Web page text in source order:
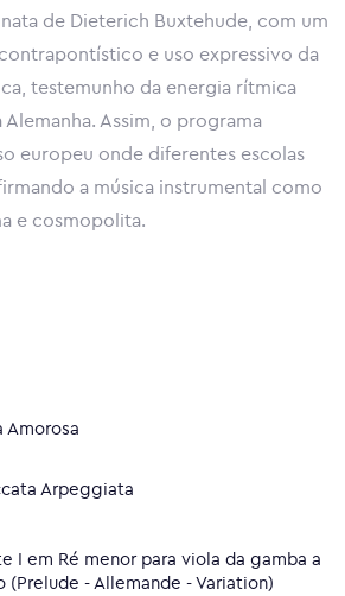
de Dieterich Buxtehude, com um
e uso expressivo da
testemunho da energia rítmica
Assim, o programa
europeu onde diferentes escolas
a música instrumental como
e cosmopolita.
Amorosa
Arpeggiata
I em Ré menor para viola da gamba a
(Prelude - Allemande - Variation)